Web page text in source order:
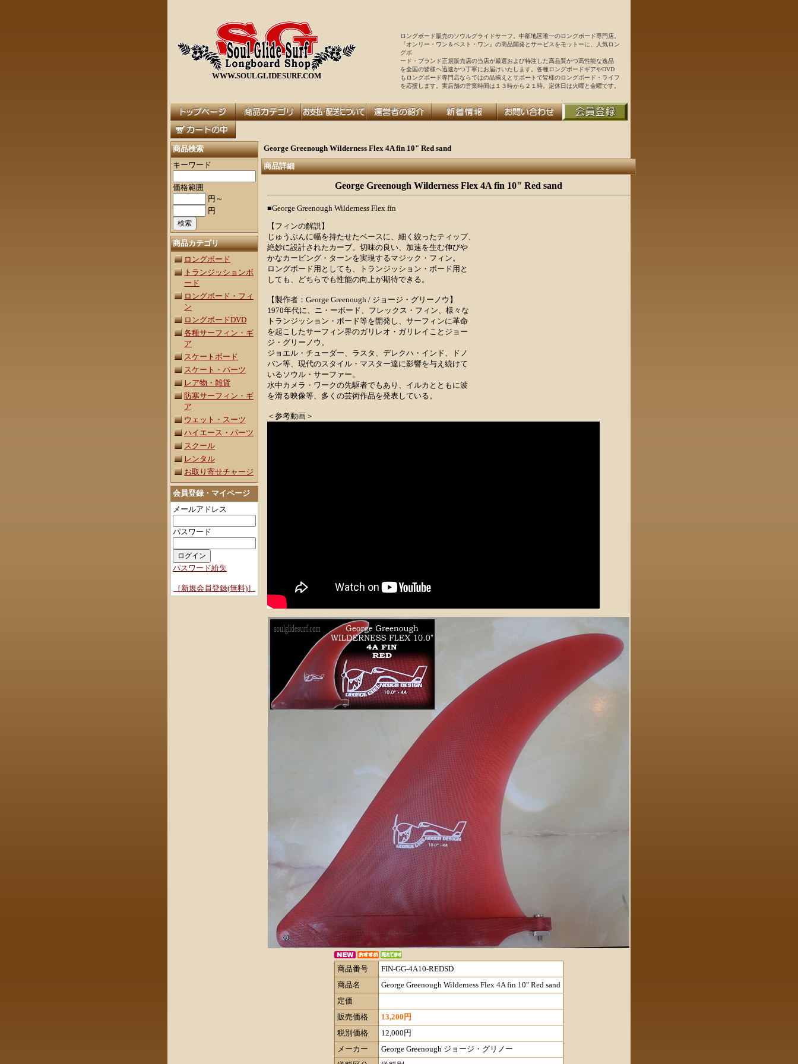
WWW.SOULGLIDESURF.COM
ロングボード販売のソウルグライドサーフ。中部地区唯一のロングボード専門店。
『オンリー・ワン＆ベスト・ワン』の商品開発とサービスをモットーに、人気ロン
グボ
ード・ブランド正規販売店の当店が厳選および特注した高品質かつ高性能な逸品
を全国の皆様ヘ迅速かつ丁寧にお届けいたします。各種ロングボードギアやDVD
もロングボード専門店ならではの品揃えとサポートで皆様のロングボード・ライフ
を応援します。実店舗の営業時間は１３時から２１時。定休日は火曜と金曜です。
商品検索
キーワード
価格範囲
円～
円
商品カテゴリ
ロングボード
トランジッションボ
ード
ロングボード・フィ
ン
ロングボードDVD
各種サーフィン・ギ
ア
スケートボード
スケート・パーツ
レア物・雑貨
防寒サーフィン・ギ
ア
ウェット・スーツ
ハイエース・パーツ
スクール
レンタル
お取り寄せチャージ
会員登録・マイページ
メールアドレス
パスワード
パスワード紛失
［新規会員登録(無料)］
George Greenough Wilderness Flex 4A fin 10" Red sand
商品詳細
George Greenough Wilderness Flex 4A fin 10" Red sand
■George Greenough Wilderness Flex fin
【フィンの解説】
じゅうぶんに幅を持たせたベースに、細く絞ったティップ、
絶妙に設計されたカーブ。切味の良い、加速を生む伸びや
かなカービング・ターンを実現するマジック・フィン。
ロングボード用としても、トランジッション・ボード用と
しても、どちらでも性能の向上が期待できる。
【製作者：George Greenough / ジョージ・グリーノウ】
1970年代に、ニ・ーボード、フレックス・フィン、様々な
トランジッション・ボード等を開発し、サーフィンに革命
を起こしたサーフィン界のガリレオ・ガリレイことジョー
ジ・グリーノウ。
ジョエル・チューダー、ラスタ、デレクハ・インド、ドノ
バン等、現代のスタイル・マスター達に影響を与え続けて
いるソウル・サーファー。
水中カメラ・ワークの先駆者でもあり、イルカとともに波
を滑る映像等、多くの芸術作品を発表している。
＜参考動画＞
商品番号
FIN-GG-4A10-REDSD
商品名
George Greenough Wilderness Flex 4A fin 10" Red sand
定価
販売価格
13,200円
税別価格
12,000円
メーカー
George Greenough ジョージ・グリノー